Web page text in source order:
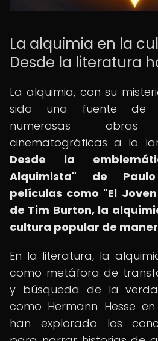
La alquimia en la
Desde la literatura
La alquimia, con su
sido una fuente de
numerosas
cinematográficas a lo
Desde la
Alquimista" de
películas como "El
de Tim Burton, la
cultura popular de
En la literatura, la
como metáfora de
y búsqueda de la
como Hermann Hesse
han explorado los